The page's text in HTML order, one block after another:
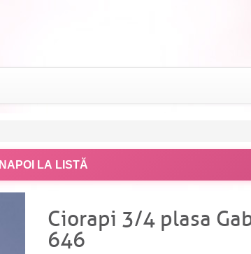
ÎNAPOI LA LISTĂ
Ciorapi 3/4 plasa
646